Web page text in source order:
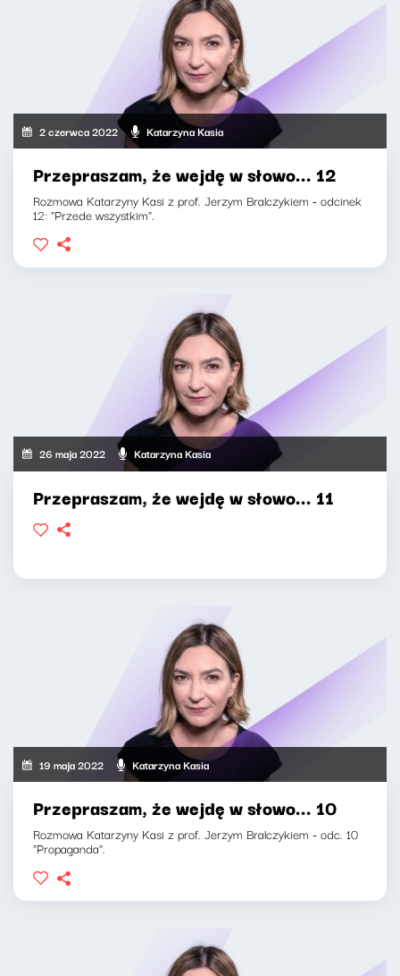
2 czerwca 2022 Katarzyna Kasia
Przepraszam, że wejdę w słowo... 12
Rozmowa Katarzyny Kasi z prof. Jerzym Bralczykiem - odcinek
12: "Przede wszystkim".
26 maja 2022 Katarzyna Kasia
Przepraszam, że wejdę w słowo... 11
19 maja 2022 Katarzyna Kasia
Przepraszam, że wejdę w słowo... 10
Rozmowa Katarzyny Kasi z prof. Jerzym Bralczykiem - odc. 10
"Propaganda".